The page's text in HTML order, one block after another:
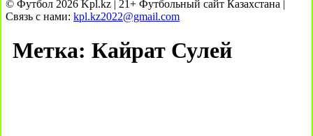
© Футбол 2026 Kpl.kz | 21+ Футбольный сайт Казахстана |
Связь с нами: kpl.kz2022@gmail.com
Метка: Кайрат Сулей